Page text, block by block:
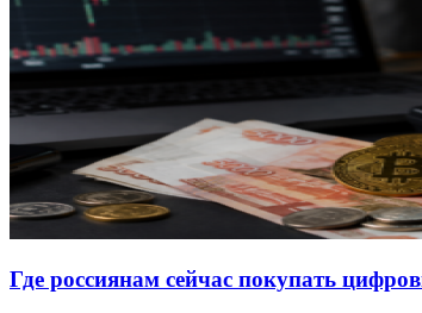
Где россиянам сейчас покупать